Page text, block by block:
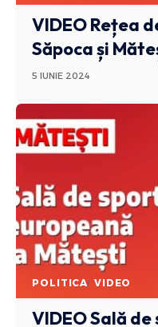
VIDEO Rețea
Săpoca și
5 IUNIE 2024
POLITICA VIDEO
VIDEO Sală